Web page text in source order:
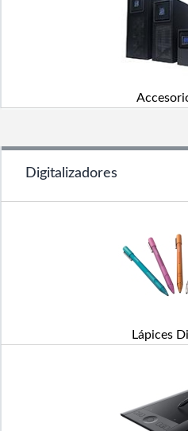
Digitalizadores
Lápices